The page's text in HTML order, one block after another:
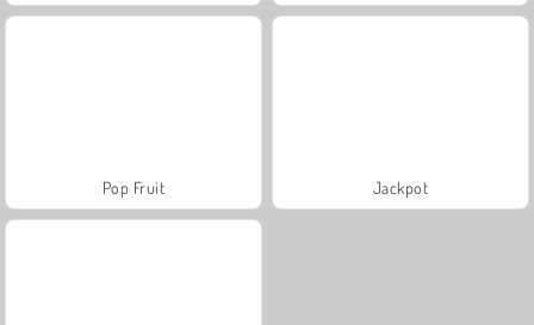
Pop Fruit Jackpot